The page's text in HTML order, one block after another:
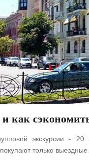
как
экскурсии -
только выездные